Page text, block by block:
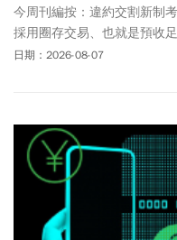
今周刊編按：違約交割新制
採用圈存交易、也就是預收
年屢創新高，隨著成交量放
操作。金管會
指出，現行違
知，1年內第2次違約才會要
交量變大，現正責成證交所
約交割，恐將面臨嚴厲的「
備妥足額款項或股票才能交
日期：2026-08-07